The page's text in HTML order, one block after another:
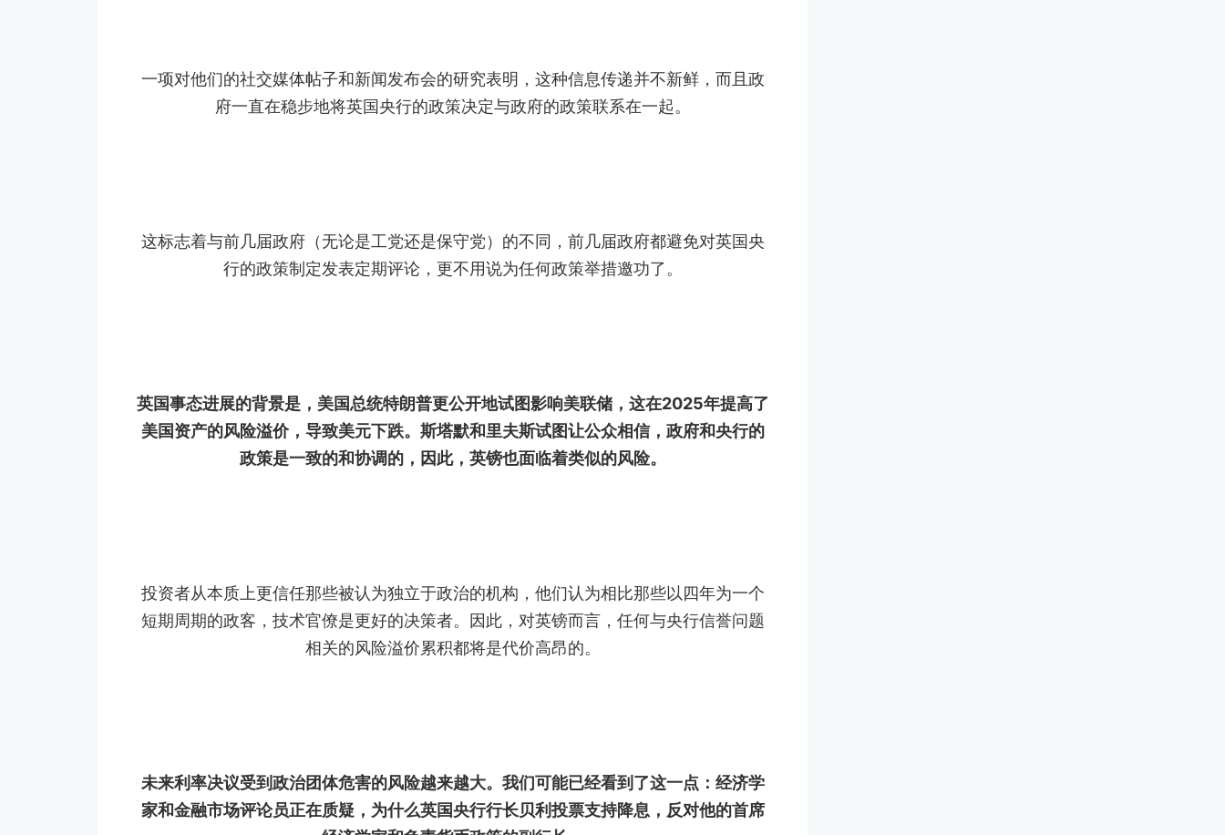
一项对他们的社交媒体帖子和新闻发布会的研究表明，这种信息传递并不新鲜，而且政
府一直在稳步地将英国央行的政策决定与政府的政策联系在一起。
这标志着与前几届政府（无论是工党还是保守党）的不同，前几届政府都避免对英国央
行的政策制定发表定期评论，更不用说为任何政策举措邀功了。
英国事态进展的背景是，美国总统特朗普更公开地试图影响美联储，这在2025年提高了
美国资产的风险溢价，导致美元下跌。斯塔默和里夫斯试图让公众相信，政府和央行的
政策是一致的和协调的，因此，英镑也面临着类似的风险。
投资者从本质上更信任那些被认为独立于政治的机构，他们认为相比那些以四年为一个
短期周期的政客，技术官僚是更好的决策者。因此，对英镑而言，任何与央行信誉问题
相关的风险溢价累积都将是代价高昂的。
未来利率决议受到政治团体危害的风险越来越大。我们可能已经看到了这一点：经济学
家和金融市场评论员正在质疑，为什么英国央行行长贝利投票支持降息，反对他的首席